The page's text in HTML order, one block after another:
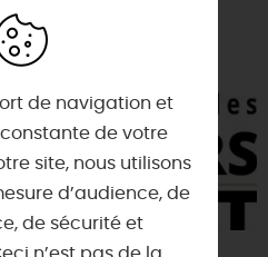
de navigation et
de votre
site, nous utilisons
d’audience, de
de sécurité et